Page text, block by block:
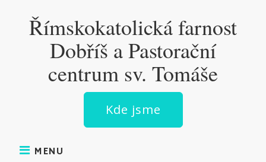
Římskokatolická farnost
Dobříš a Pastorační
centrum sv. Tomáše
Kde jsme
MENU